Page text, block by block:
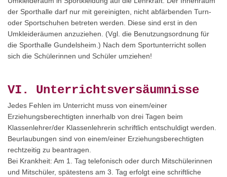
der Sporthalle darf nur mit gereinigten, nicht abfärbenden Turn-
oder Sportschuhen betreten werden. Diese sind erst in den
Umkleideräumen anzuziehen. (Vgl. die Benutzungsordnung für
die Sporthalle Gundelsheim.) Nach dem Sportunterricht sollen
sich die Schülerinnen und Schüler umziehen!
VI. Unterrichtsversäumnisse
Jedes Fehlen im Unterricht muss von einem/einer
Erziehungsberechtigten innerhalb von drei Tagen beim
Klassenlehrer/der Klassenlehrerin schriftlich entschuldigt werden.
Beurlaubungen sind von einem/einer Erziehungsberechtigten
rechtzeitig zu beantragen.
Bei Krankheit: Am 1. Tag telefonisch oder durch Mitschülerinnen
und Mitschüler, spätestens am 3. Tag erfolgt eine schriftliche